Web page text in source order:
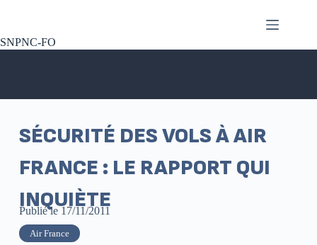
SNPNC-FO
SÉCURITÉ DES VOLS À AIR
FRANCE : LE RAPPORT QUI
INQUIÈTE
Publié le 17/11/2011
Air France